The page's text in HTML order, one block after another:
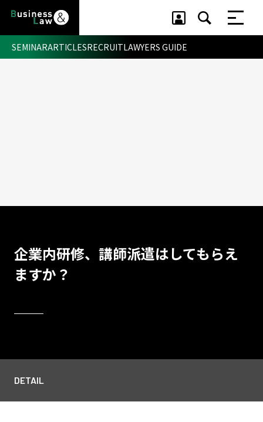
SEMINARARTICLESRECRUITLAWYERS GUIDE
企業内研修、講師派遣はしてもらえ
ますか？
DETAIL